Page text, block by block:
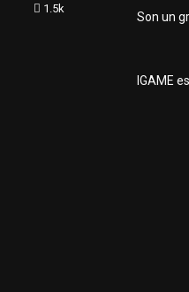
1.5k
Son un
IGAME